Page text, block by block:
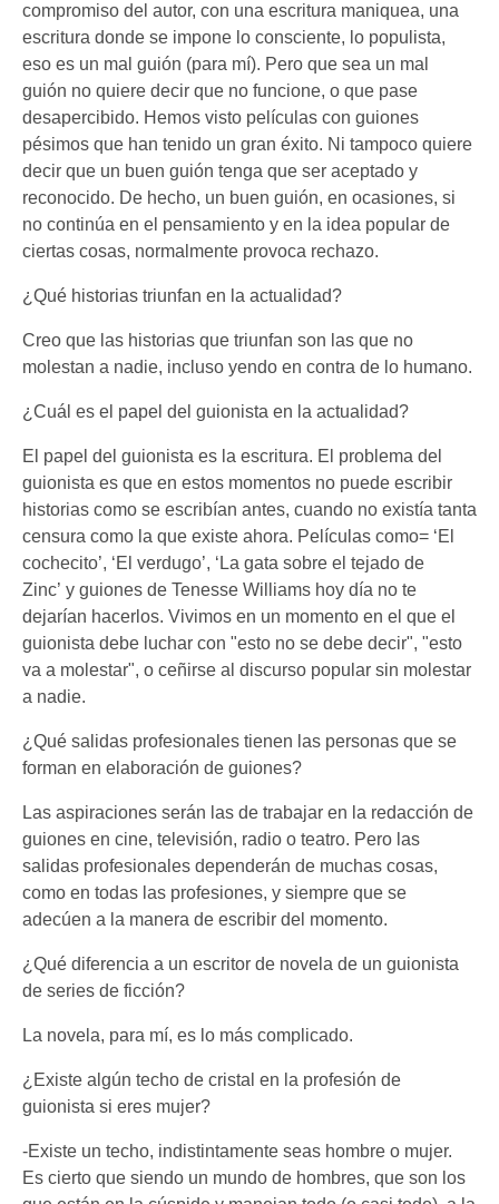
compromiso del autor, con una escritura maniquea, una
escritura donde se impone lo consciente, lo populista,
eso es un mal guión (para mí). Pero que sea un mal
guión no quiere decir que no funcione, o que pase
desapercibido. Hemos visto películas con guiones
pésimos que han tenido un gran éxito. Ni tampoco quiere
decir que un buen guión tenga que ser aceptado y
reconocido. De hecho, un buen guión, en ocasiones, si
no continúa en el pensamiento y en la idea popular de
ciertas cosas, normalmente provoca rechazo.
¿Qué historias triunfan en la actualidad?
Creo que las historias que triunfan son las que no
molestan a nadie, incluso yendo en contra de lo humano.
¿Cuál es el papel del guionista en la actualidad?
El papel del guionista es la escritura. El problema del
guionista es que en estos momentos no puede escribir
historias como se escribían antes, cuando no existía tanta
censura como la que existe ahora. Películas como= ‘El
cochecito’, ‘El verdugo’, ‘La gata sobre el tejado de
Zinc’ y guiones de Tenesse Williams hoy día no te
dejarían hacerlos. Vivimos en un momento en el que el
guionista debe luchar con "esto no se debe decir", "esto
va a molestar", o ceñirse al discurso popular sin molestar
a nadie.
¿Qué salidas profesionales tienen las personas que se
forman en elaboración de guiones?
Las aspiraciones serán las de trabajar en la redacción de
guiones en cine, televisión, radio o teatro. Pero las
salidas profesionales dependerán de muchas cosas,
como en todas las profesiones, y siempre que se
adecúen a la manera de escribir del momento.
¿Qué diferencia a un escritor de novela de un guionista
de series de ficción?
La novela, para mí, es lo más complicado.
¿Existe algún techo de cristal en la profesión de
guionista si eres mujer?
-Existe un techo, indistintamente seas hombre o mujer.
Es cierto que siendo un mundo de hombres, que son los